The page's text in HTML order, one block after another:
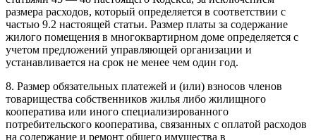
размера расходов, который определяется в соответствии с
частью 9.2 настоящей статьи. Размер платы за содержание
жилого помещения в многоквартирном доме определяется с
учетом предложений управляющей организации и
устанавливается на срок не менее чем один год.
8. Размер обязательных платежей и (или) взносов членов
товарищества собственников жилья либо жилищного
кооператива или иного специализированного
потребительского кооператива, связанных с оплатой расходов
на содержание и ремонт общего имущества в